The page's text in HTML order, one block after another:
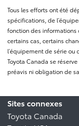
Tous les efforts ont été
spécifications, de
fonction des informations
certains cas, certains
l’équipement de série ou
Toyota Canada se
préavis ni obligation de
Sites connexes
Toyota Canada